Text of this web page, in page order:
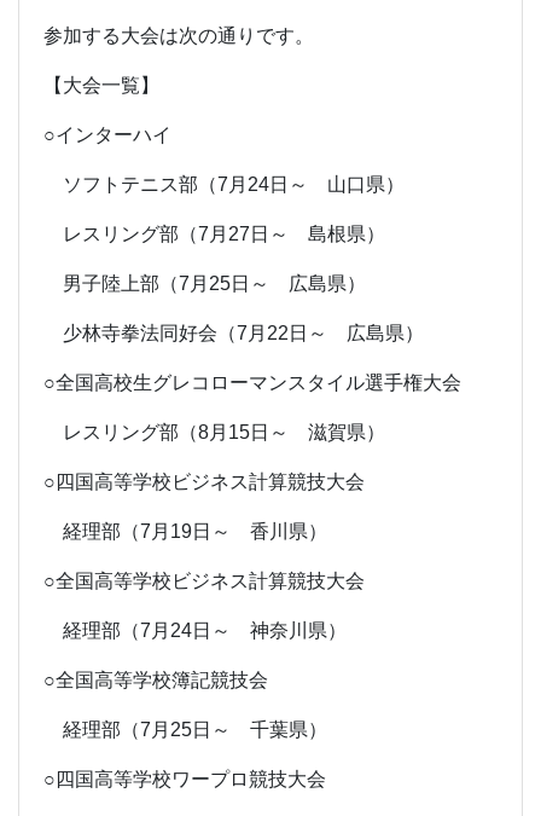
参加する大会は次の通りです。
【大会一覧】
○インターハイ
ソフトテニス部（7月24日～ 山口県）
レスリング部（7月27日～ 島根県）
男子陸上部（7月25日～ 広島県）
少林寺拳法同好会（7月22日～ 広島県）
○全国高校生グレコローマンスタイル選手権大会
レスリング部（8月15日～ 滋賀県）
○四国高等学校ビジネス計算競技大会
経理部（7月19日～ 香川県）
○全国高等学校ビジネス計算競技大会
経理部（7月24日～ 神奈川県）
○全国高等学校簿記競技会
経理部（7月25日～ 千葉県）
○四国高等学校ワープロ競技大会